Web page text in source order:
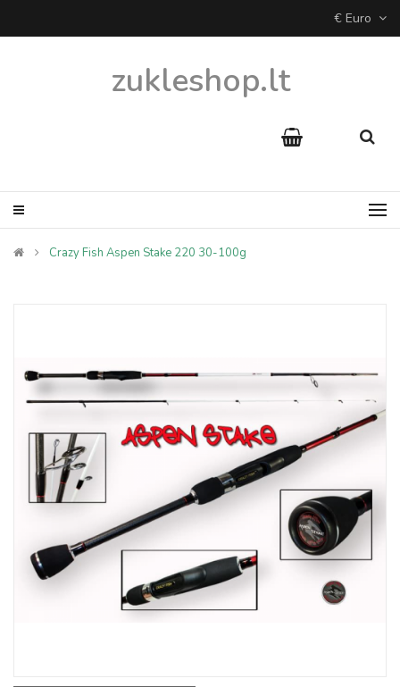
zukleshop.lt
Crazy Fish Aspen Stake 220 30-100g